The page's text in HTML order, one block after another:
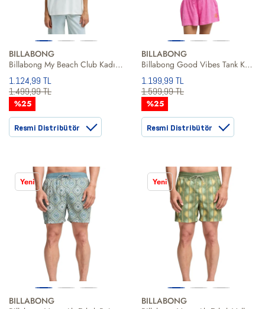
BILLABONG
Billabong My Beach Club Kadın Tişört
1.124,99 TL
1.499,99 TL
%25
Resmi Distribütör
BILLABONG
Billabong Good Vibes Tank Kadın Pembe Atlet
1.199,99 TL
1.599,99 TL
%25
Resmi Distribütör
Yeni
BILLABONG
Yeni
BILLABONG